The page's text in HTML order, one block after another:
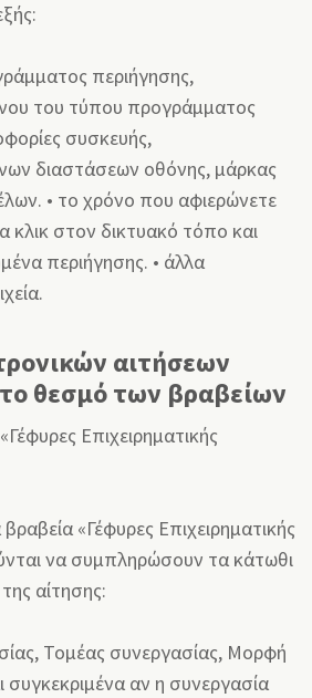
περιήγησης,
του τύπου προγράμματος
συσκευής,
διαστάσεων οθόνης, μάρκας
• το χρόνο που αφιερώνετε
στον δικτυακό τόπο και
περιήγησης. • άλλα
αιτήσεων
θεσμό των βραβείων
Επιχειρηματικής
«Γέφυρες Επιχειρηματικής
να συμπληρώσουν τα κάτωθι
αίτησης:
Τομέας συνεργασίας, Μορφή
συγκεκριμένα αν η συνεργασία